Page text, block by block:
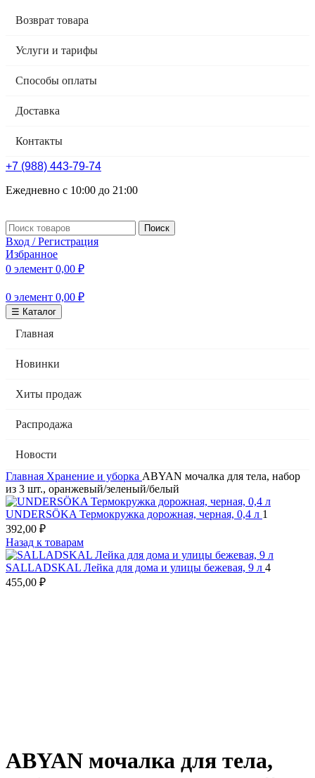
Возврат товара
Услуги и тарифы
Способы оплаты
Доставка
Контакты
+7 (988) 443-79-74
Ежедневно с 10:00 до 21:00
Поиск
Вход / Регистрация
Избранное
0 элемент 0,00 ₽
0 элемент 0,00 ₽
☰ Каталог
Главная
Новинки
Хиты продаж
Распродажа
Новости
Главная Хранение и уборка ABYAN мочалка для тела, набор
из 3 шт., оранжевый/зеленый/белый
UNDERSÖKA Термокружка дорожная, черная, 0,4 л 1
392,00 ₽
Назад к товарам
SALLADSKAL Лейка для дома и улицы бежевая, 9 л 4
455,00 ₽
ABYAN мочалка для тела,